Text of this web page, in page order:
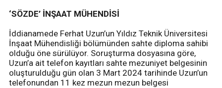
‘SÖZDE’ İNŞAAT MÜHENDİSİ
İddianamede Ferhat Uzun’un Yıldız Teknik Üniversitesi
İnşaat Mühendisliği bölümünden sahte diploma sahibi
olduğu öne sürülüyor. Soruşturma dosyasına göre,
Uzun’a ait telefon kayıtları sahte mezuniyet belgesinin
oluşturulduğu gün olan 3 Mart 2024 tarihinde Uzun’un
telefonundan 11 kez mezun mezun belgesi